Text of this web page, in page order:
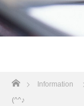
ホーム
Information
(^^♪